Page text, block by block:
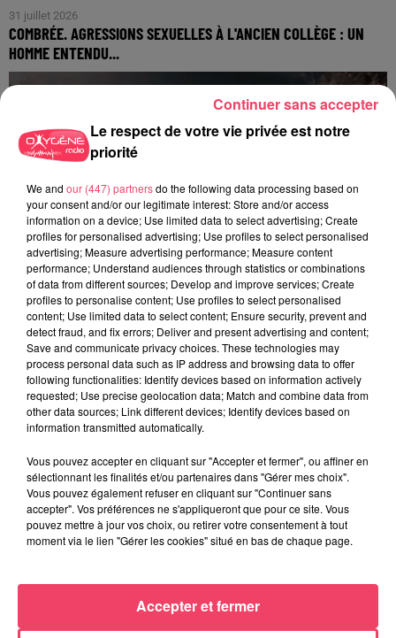
31 juillet 2026
COMBRÉE. AGRESSIONS SEXUELLES À L'ANCIEN COLLÈGE : UN
HOMME ENTENDU...
29 juillet 2026
SEGRÉ. ATTAQUE À L'ARME BLANCHE : L'AGRESSEUR INTERPELLÉ,
LE...
Le respect de votre vie privée est notre
priorité
We and our (447) partnersdo the following data processing based on
your consent and/or our legitimate interest: Store and/or access
information on a device; Use limited data to select advertising; Create
profiles for personalised advertising; Use profiles to select personalised
advertising; Measure advertising performance; Measure content
performance; Understand audiences through statistics or combinations
of data from different sources; Develop and improve services; Create
profiles to personalise content; Use profiles to select personalised
content; Use limited data to select content; Ensure security, prevent and
detect fraud, and fix errors; Deliver and present advertising and content;
Save and communicate privacy choices. These technologies may
process personal data such as IP address and browsing data to offer
following functionalities: Identify devices based on information actively
requested; Use precise geolocation data; Match and combine data from
other data sources; Link different devices; Identify devices based on
information transmitted automatically.
Vous pouvez accepter en cliquant sur "Accepter et fermer", ou affiner en
sélectionnant les finalités et/ou partenaires dans "Gérer mes choix".
Vous pouvez également refuser en cliquant sur "Continuer sans
accepter". Vos préférences ne s'appliqueront que pour ce site. Vous
pouvez mettre à jour vos choix, ou retirer votre consentement à tout
moment via le lien "Gérer les cookies" situé en bas de chaque page.
Accepter et fermer
Continuer sans accepter